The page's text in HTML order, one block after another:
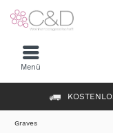
Menü
Graves